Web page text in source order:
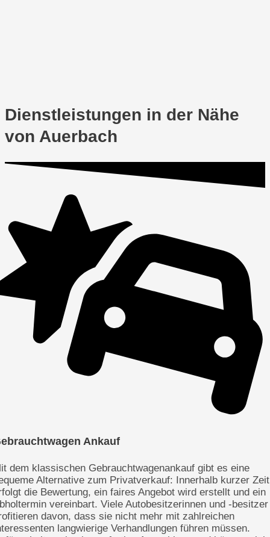
Dienstleistungen in der Nähe
von Auerbach
Ankauf
dem klassischen Gebrauchtwagenankauf gibt es eine
Alternative zum Privatverkauf: Innerhalb kurzer Zeit
die Bewertung, ein faires Angebot wird erstellt und ein
vereinbart. Viele Autobesitzerinnen und -besitzer
davon, dass sie nicht mehr mit zahlreichen
langwierige Verhandlungen führen müssen.